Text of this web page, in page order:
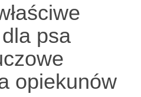
psa
opiekunów